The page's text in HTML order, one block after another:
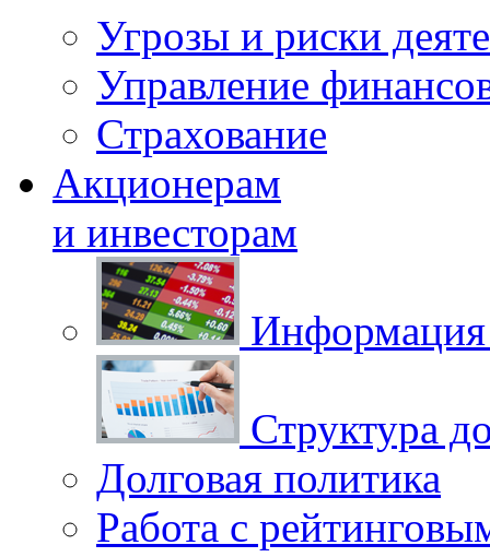
Угрозы и риски
Управление
Страхование
Акционерам
и инвесторам
Структура
Долговая политика
Работа с